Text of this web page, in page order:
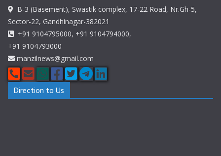
B-3 (Basement), Swastik complex, 17-22 Road, Nr.Gh-5,
Sector-22, Gandhinagar-382021
+91 9104795000, +91 9104794000,
+91 9104793000
manzilnews@gmail.com
Direction to Us